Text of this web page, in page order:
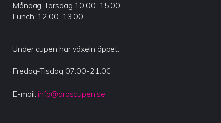
Måndag-Torsdag 10.00-15.00
Lunch: 12.00-13.00
Under cupen har växeln öppet:
Fredag-Tisdag 07.00-21.00
E-mail: info@aroscupen.se